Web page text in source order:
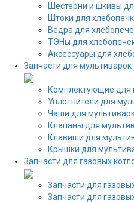
Шестерни и шкивы
Штоки для
Ведра для
ТЭНы для
Аксессуары для
Запчасти для мультиварок
Комплектующие для
Уплотнители для
Чаши для
Клапаны для
Клавиши для
Крышки для
Запчасти для газовых
Запчасти для
Запчасти для